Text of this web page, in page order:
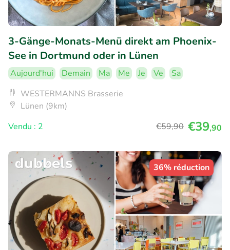
3-Gänge-Monats-Menü direkt am Phoenix-
See in Dortmund oder in Lünen
Aujourd'hui Demain Ma Me Je Ve
Sa
WESTERMANNS Brasserie
Lünen (9km)
Vendu : 2
€59,90 €39,90
36% réduction